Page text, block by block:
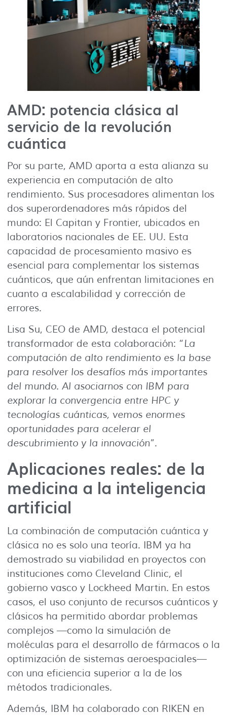
AMD: potencia clásica al
servicio de la revolución
cuántica
Por su parte, AMD aporta a esta alianza su
experiencia en computación de alto
rendimiento. Sus procesadores alimentan los
dos superordenadores más rápidos del
mundo: El Capitan y Frontier, ubicados en
laboratorios nacionales de EE. UU. Esta
capacidad de procesamiento masivo es
esencial para complementar los sistemas
cuánticos, que aún enfrentan limitaciones en
cuanto a escalabilidad y corrección de
errores.
Lisa Su, CEO de AMD, destaca el potencial
transformador de esta colaboración: “La
computación de alto rendimiento es la base
para resolver los desafíos más importantes
del mundo. Al asociarnos con IBM para
explorar la convergencia entre HPC y
tecnologías cuánticas, vemos enormes
oportunidades para acelerar el
descubrimiento y la innovación”.
Aplicaciones reales: de la
medicina a la inteligencia
artificial
La combinación de computación cuántica y
clásica no es solo una teoría. IBM ya ha
demostrado su viabilidad en proyectos con
instituciones como Cleveland Clinic, el
gobierno vasco y Lockheed Martin. En estos
casos, el uso conjunto de recursos cuánticos y
clásicos ha permitido abordar problemas
complejos —como la simulación de
moléculas para el desarrollo de fármacos o la
optimización de sistemas aeroespaciales—
con una eficiencia superior a la de los
métodos tradicionales.
Además, IBM ha colaborado con RIKEN en